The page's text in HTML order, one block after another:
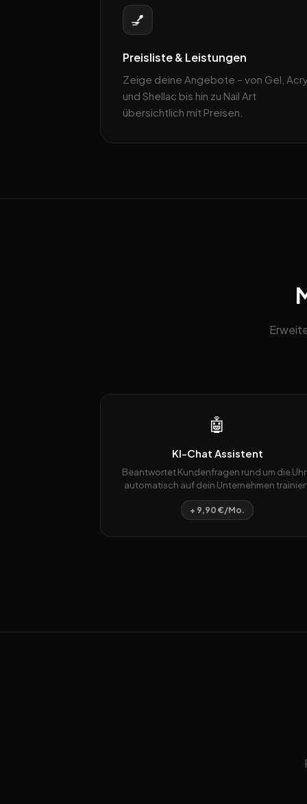
💅
Preisliste & Leistungen
Zeige deine Angebote – von Gel,
und Shellac bis hin zu Nail Art
übersichtlich mit Preisen.
🤖
KI-Chat Assistent
Beantwortet Kundenfragen rund um die Uhr
automatisch auf dein Unternehmen
+ 9,90 €/Mo.